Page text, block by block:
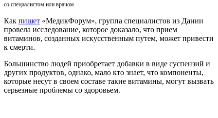
со специалистом или врачом
Как пишет «МедикФорум», группа специалистов из Дании
провела исследование, которое доказало, что прием
витаминов, созданных искусственным путем, может привести
к смерти.
Большинство людей приобретает добавки в виде суспензий и
других продуктов, однако, мало кто знает, что компоненты,
которые несут в своем составе такие витамины, могут вызвать
серьезные проблемы со здоровьем.